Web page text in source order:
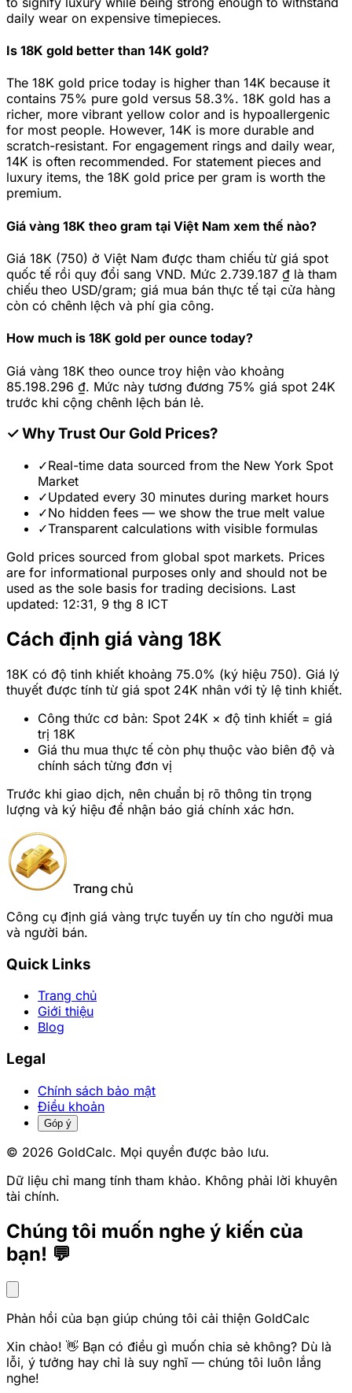
daily wear on expensive timepieces.
Is 18K gold better than 14K gold?
The 18K gold price today is higher than 14K because it
contains 75% pure gold versus 58.3%. 18K gold has a
richer, more vibrant yellow color and is hypoallergenic
for most people. However, 14K is more durable and
scratch-resistant. For engagement rings and daily wear,
14K is often recommended. For statement pieces and
luxury items, the 18K gold price per gram is worth the
premium.
Giá vàng 18K theo gram tại Việt Nam xem thế nào?
Giá 18K (750) ở Việt Nam được tham chiếu từ giá spot
quốc tế rồi quy đổi sang VND. Mức 2.739.187 ₫ là tham
chiếu theo USD/gram; giá mua bán thực tế tại cửa hàng
còn có chênh lệch và phí gia công.
How much is 18K gold per ounce today?
Giá vàng 18K theo ounce troy hiện vào khoảng
85.198.296 ₫. Mức này tương đương 75% giá spot 24K
trước khi cộng chênh lệch bán lẻ.
✓Why Trust Our Gold Prices?
✓Real-time data sourced from the New York Spot
Market
✓Updated every 30 minutes during market hours
✓No hidden fees — we show the true melt value
✓Transparent calculations with visible formulas
Gold prices sourced from global spot markets. Prices
are for informational purposes only and should not be
used as the sole basis for trading decisions. Last
updated: 12:31, 9 thg 8 ICT
Cách định giá vàng 18K
18K có độ tinh khiết khoảng 75.0% (ký hiệu 750). Giá lý
thuyết được tính từ giá spot 24K nhân với tỷ lệ tinh khiết.
Công thức cơ bản: Spot 24K × độ tinh khiết = giá
trị 18K
Giá thu mua thực tế còn phụ thuộc vào biên độ và
chính sách từng đơn vị
Trước khi giao dịch, nên chuẩn bị rõ thông tin trọng
lượng và ký hiệu để nhận báo giá chính xác hơn.
Trang chủ
Công cụ định giá vàng trực tuyến uy tín cho người mua
và người bán.
Quick Links
Trang chủ
Giới thiệu
Blog
Legal
Chính sách bảo mật
Điều khoản
Góp ý
© 2026 GoldCalc. Mọi quyền được bảo lưu.
Dữ liệu chỉ mang tính tham khảo. Không phải lời khuyên
tài chính.
Chúng tôi muốn nghe ý kiến của
bạn! 💬
Phản hồi của bạn giúp chúng tôi cải thiện GoldCalc
Xin chào! 👋 Bạn có điều gì muốn chia sẻ không? Dù là
lỗi, ý tưởng hay chỉ là suy nghĩ — chúng tôi luôn lắng
nghe!